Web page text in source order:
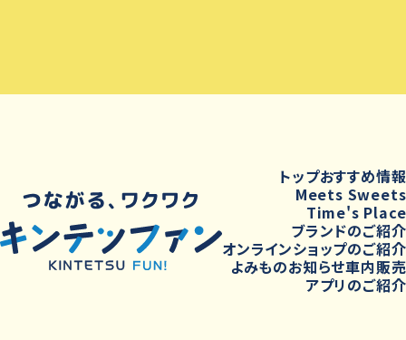
トップおすすめ情報
Meets Sweets
Time's Place
ブランドのご紹介
オンラインショップのご紹介
よみものお知らせ車内販売
アプリのご紹介